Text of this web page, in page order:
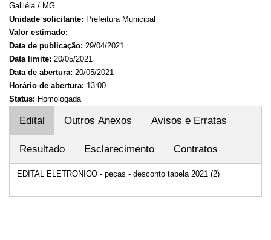
Galiléia / MG.
Unidade solicitante: Prefeitura Municipal
Valor estimado:
Data de publicação: 29/04/2021
Data limite: 20/05/2021
Data de abertura: 20/05/2021
Horário de abertura: 13:00
Status: Homologada
Edital Outros Anexos Avisos e Erratas
Resultado Esclarecimento Contratos
EDITAL ELETRONICO - peças - desconto tabela 2021 (2)